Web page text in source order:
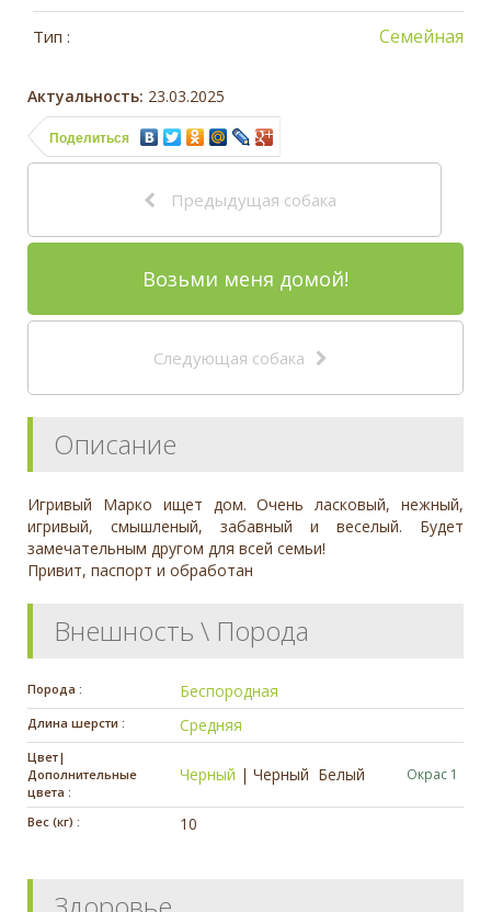
Тип : Семейная
Актуальность: 23.03.2025
Поделиться
Предыдущая собака
Возьми меня домой!
Следующая собака
Описание
Игривый Марко ищет дом. Очень ласковый, нежный,
игривый, смышленый, забавный и веселый. Будет
замечательным другом для всей семьи!
Привит, паспорт и обработан
Внешность \ Порода
Порода : Беспородная
Длина шерсти : Средняя
Цвет|
Дополнительные
цвета :
Черный |Черный Белый Окрас 1
Вес (кг) : 10